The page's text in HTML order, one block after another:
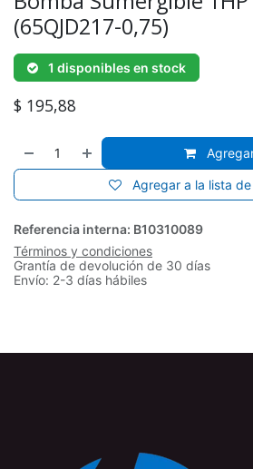
(65QJD217-0,75)
1 disponibles en stock
$ 195,88
Agregar a la lista
Referencia interna: B10310089
Términos y condiciones
Grantía de devolución de 30 días
Envío: 2-3 días hábiles